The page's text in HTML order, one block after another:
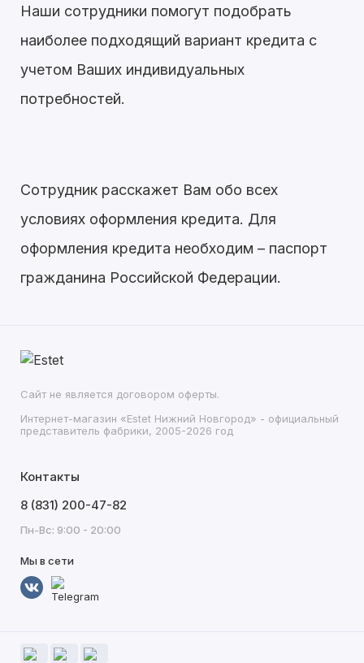
Наши сотрудники помогут подобрать
наиболее подходящий вариант кредита с
учетом Ваших индивидуальных
потребностей.
Сотрудник расскажет Вам обо всех
условиях оформления кредита. Для
оформления кредита необходим – паспорт
гражданина Российской Федерации.
Сайт не является договором оферты.
Интернет-магазин «Estet Нижний Новгород» - официальный
представитель фабрики, 2005-2026 год
Контакты
8 (831) 200-47-82
Пн-Вс: 9:00 - 20:00
Мы в сети